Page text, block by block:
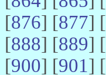
[876] [877] [
[888] [889] [
[900] [901] [